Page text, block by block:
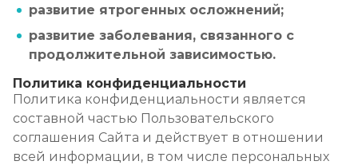
развитие ятрогенных осложнений;
развитие заболевания, связанного с
продолжительной зависимостью.
Политика конфиденциальности
Политика конфиденциальности является
составной частью Пользовательского
соглашения Сайта и действует в отношении
всей информации, в том числе персональных